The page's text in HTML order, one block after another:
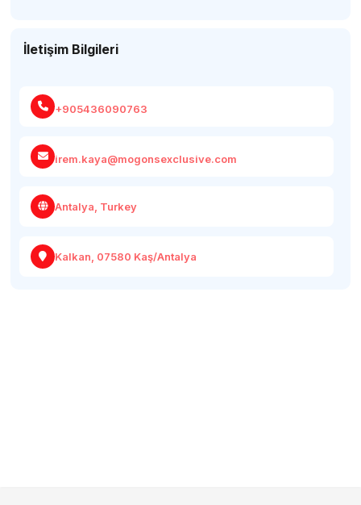
İletişim Bilgileri
+905436090763
irem.kaya@mogonsexclusive.com
Antalya, Turkey
Kalkan, 07580 Kaş/Antalya